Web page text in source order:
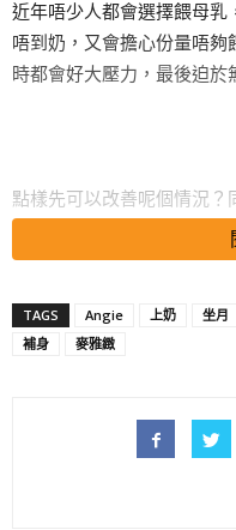
近年唔少人都會選擇餵母乳
唔到奶，又會擔心份量唔夠
時都會好大壓力，最後迫於
點樣先可以改善呢個情況？
就話：「坐月時揀可以令
大大有助提升乳汁分泌！」
冇難度」，母乳經常爆樽
先可以好似佢咁，Angie 就
TAGS Angie 上奶 坐月
補身
麥雅緻